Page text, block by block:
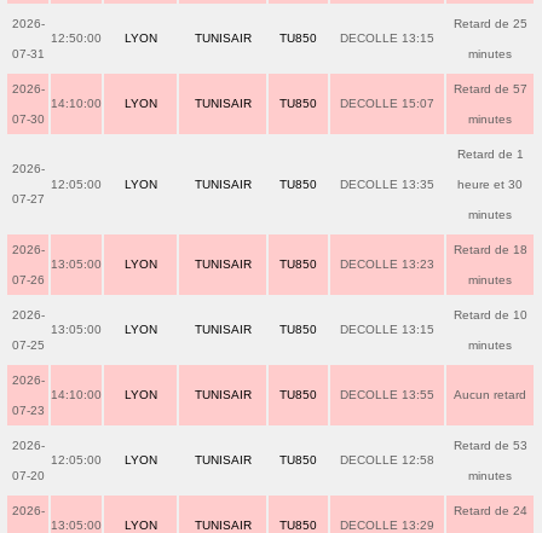
2026-
07-31
12:50:00 LYON TUNISAIR TU850 DECOLLE 13:15
Retard de 25
minutes
2026-
07-30
14:10:00 LYON TUNISAIR TU850 DECOLLE 15:07
Retard de 57
minutes
2026-
07-27
12:05:00 LYON TUNISAIR TU850 DECOLLE 13:35
Retard de 1
heure et 30
minutes
2026-
07-26
13:05:00 LYON TUNISAIR TU850 DECOLLE 13:23
Retard de 18
minutes
2026-
07-25
13:05:00 LYON TUNISAIR TU850 DECOLLE 13:15
Retard de 10
minutes
2026-
07-23
14:10:00 LYON TUNISAIR TU850 DECOLLE 13:55 Aucun retard
2026-
07-20
12:05:00 LYON TUNISAIR TU850 DECOLLE 12:58
Retard de 53
minutes
2026-
13:05:00 LYON TUNISAIR TU850 DECOLLE 13:29
Retard de 24